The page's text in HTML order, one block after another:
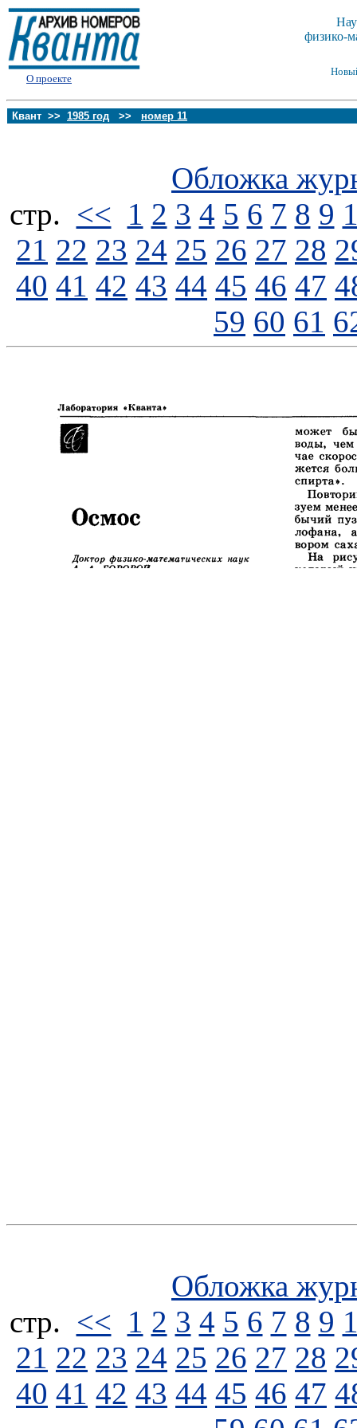
О проекте
физико-
Квант >> 1985 год >> номер 11
Обложка
стp. << 1 2 3 4 5 6 7 8 9
21 22 23 24 25 26 27 28
40 41 42 43 44 45 46 47
59 60 61
Обложка
стp. << 1 2 3 4 5 6 7 8 9
21 22 23 24 25 26 27 28
40 41 42 43 44 45 46 47